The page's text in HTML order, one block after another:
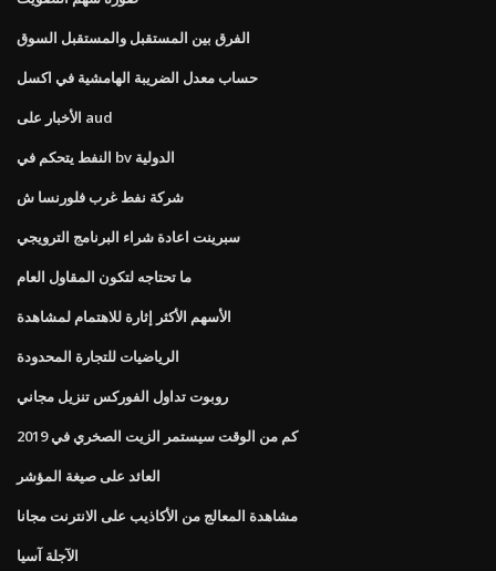
الفرق بين المستقبل والمستقبل السوق
حساب معدل الضريبة الهامشية في اكسل
الأخبار على aud
النفط يتحكم في bv الدولية
شركة نفط غرب فلورنسا ش
سبرينت اعادة شراء البرنامج الترويجي
ما تحتاجه لتكون المقاول العام
الأسهم الأكثر إثارة للاهتمام لمشاهدة
الرياضيات للتجارة المحدودة
روبوت تداول الفوركس تنزيل مجاني
كم من الوقت سيستمر الزيت الصخري في 2019
العائد على صيغة المؤشر
مشاهدة المعالج من الأكاذيب على الانترنت مجانا
الآجلة آسيا